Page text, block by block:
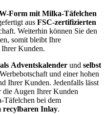
Form mit Milka-Täfelchen
aus FSC-zertifizierten
Weiterhin können Sie den
somit bleibt Ihre
Kunden.
Adventskalender und selbst
und einer hohen
Ihrer Kunden. Jedenfalls lässt
die Augen Ihrer Kunden
Täfelchen bei dem
recylbaren Inlay.